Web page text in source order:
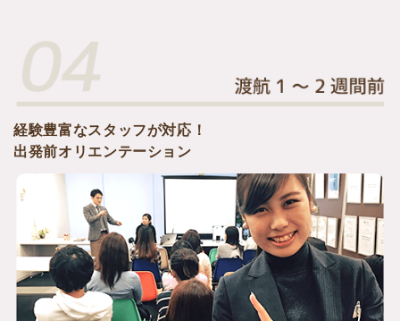
経験豊富なスタッフが対応！
出発前オリエンテーション